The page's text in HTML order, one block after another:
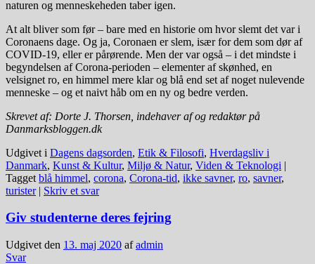
naturen og menneskeheden taber igen.
At alt bliver som før – bare med en historie om hvor slemt det var i
Coronaens dage. Og ja, Coronaen er slem, især for dem som dør af
COVID-19, eller er pårørende. Men der var også – i det mindste i
begyndelsen af Corona-perioden – elementer af skønhed, en
velsignet ro, en himmel mere klar og blå end set af noget nulevende
menneske – og et naivt håb om en ny og bedre verden.
Skrevet af: Dorte J. Thorsen, indehaver af og redaktør på
Danmarksbloggen.dk
Udgivet i Dagens dagsorden, Etik & Filosofi, Hverdagsliv i
Danmark, Kunst & Kultur, Miljø & Natur, Viden & Teknologi |
Tagget blå himmel, corona, Corona-tid, ikke savner, ro, savner,
turister | Skriv et svar
Giv studenterne deres fejring
Udgivet den 13. maj 2020 afadmin
Svar